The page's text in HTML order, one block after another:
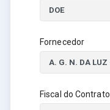
Fornecedor
Fiscal do Contrato